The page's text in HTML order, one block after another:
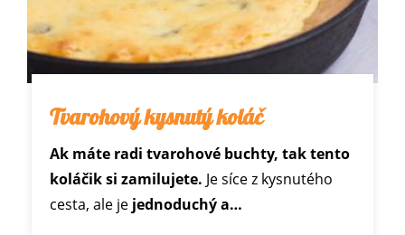
Tvarohový kysnutý koláč
Ak máte radi tvarohové buchty, tak tento
koláčik si zamilujete. Je síce z kysnutého
cesta, ale je jednoduchý a…